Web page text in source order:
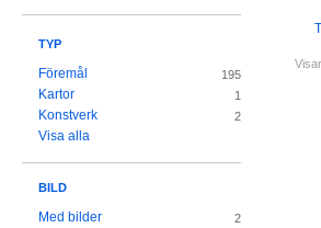
TYP
Föremål 195
Kartor 1
Konstverk 2
Visa alla
BILD
Med bilder 2